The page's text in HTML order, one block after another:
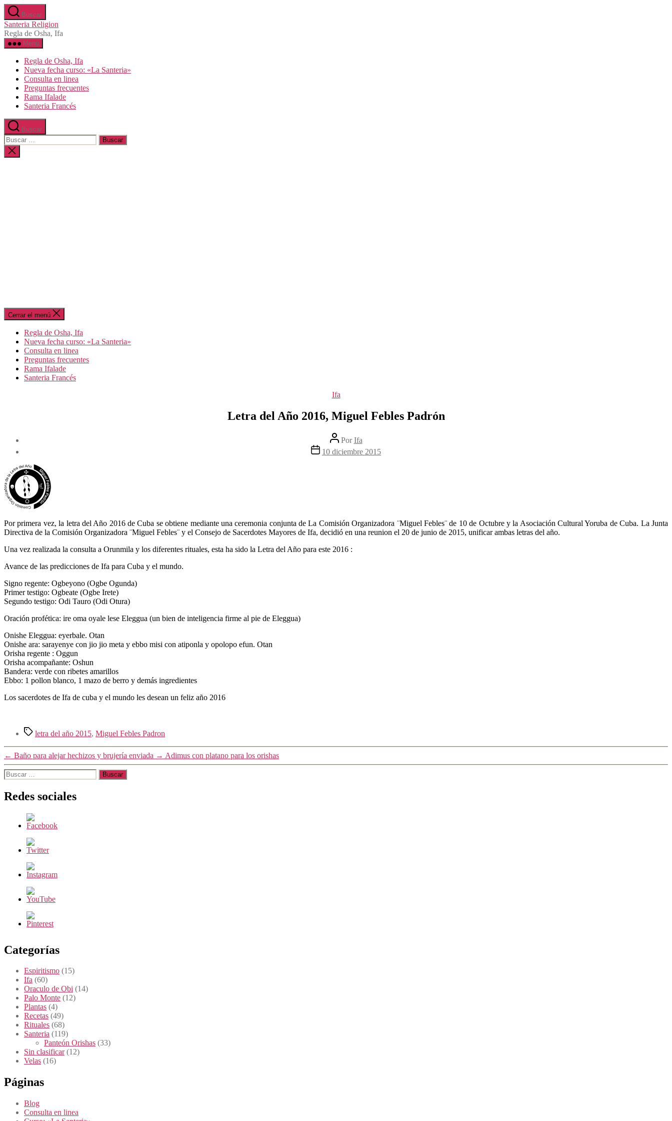
Saltar
al
contenido
Buscar
Santeria Religion
Regla de Osha, Ifa
Menú
Regla de Osha, Ifa
Nueva fecha curso: «La Santeria»
Consulta en linea
Preguntas frecuentes
Rama Ifalade
Santeria Francés
Buscar
Buscar:
Cerrar
la
Cerrar el menú
Regla de Osha, Ifa
Nueva fecha curso: «La Santeria»
Consulta en linea
Preguntas frecuentes
Rama Ifalade
Santeria Francés
Categorías
Ifa
Letra del Año 2016, Miguel Febles Padrón
Autor
de
la
PorIfa
Fecha10 diciembre 2015
Por primera vez, la letra del Año 2016 de Cuba se obtiene mediante una ceremonia conjunta de La Comisión Organizadora ¨Miguel Febles¨ de 10 de Octubre y la Asociación Cultural Yoruba de Cuba. La Junta
Directiva de la Comisión Organizadora ¨Miguel Febles¨ y el Consejo de Sacerdotes Mayores de Ifa, decidió en una reunion el 20 de junio de 2015, unificar ambas letras del año.
Una vez realizada la consulta a Orunmila y los diferentes rituales, esta ha sido la Letra del Año para este 2016 :
Avance de las predicciones de Ifa para Cuba y el mundo.
Signo regente: Ogbeyono (Ogbe Ogunda)
Primer testigo: Ogbeate (Ogbe Irete)
Segundo testigo: Odi Tauro (Odi Otura)
Oración profética: ire oma oyale lese Eleggua (un bien de inteligencia firme al pie de Eleggua)
Onishe Eleggua: eyerbale. Otan
Onishe ara: sarayenye con jio jio meta y ebbo misi con atiponla y opolopo efun. Otan
Orisha regente : Oggun
Orisha acompañante: Oshun
Bandera: verde con ribetes amarillos
Ebbo: 1 pollon blanco, 1 mazo de berro y demás ingredientes
Los sacerdotes de Ifa de cuba y el mundo les desean un feliz año 2016
Etiquetas
letra del año 2015, Miguel Febles Padron
← Baño para alejar hechizos y brujería enviada → Adimus con platano para los orishas
Buscar:
Redes sociales
Categorías
Espiritismo (15)
Ifa (60)
Oraculo de Obi (14)
Palo Monte (12)
Plantas (4)
Recetas (49)
Rituales (68)
Santeria (119)
Panteón Orishas (33)
Sin clasificar(12)
Velas (16)
Páginas
Blog
Consulta en linea